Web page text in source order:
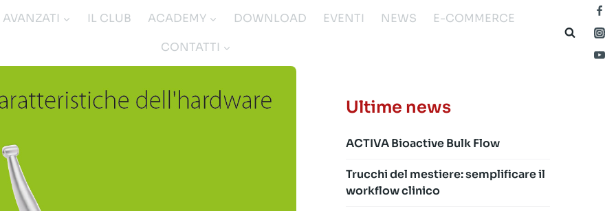
AVANZATI IL CLUB ACADEMY DOWNLOAD EVENTI NEWS
E-COMMERCE
CONTATTI
Ultime news
ACTIVA Bioactive Bulk Flow
Trucchi del mestiere: semplificare il
workflow clinico